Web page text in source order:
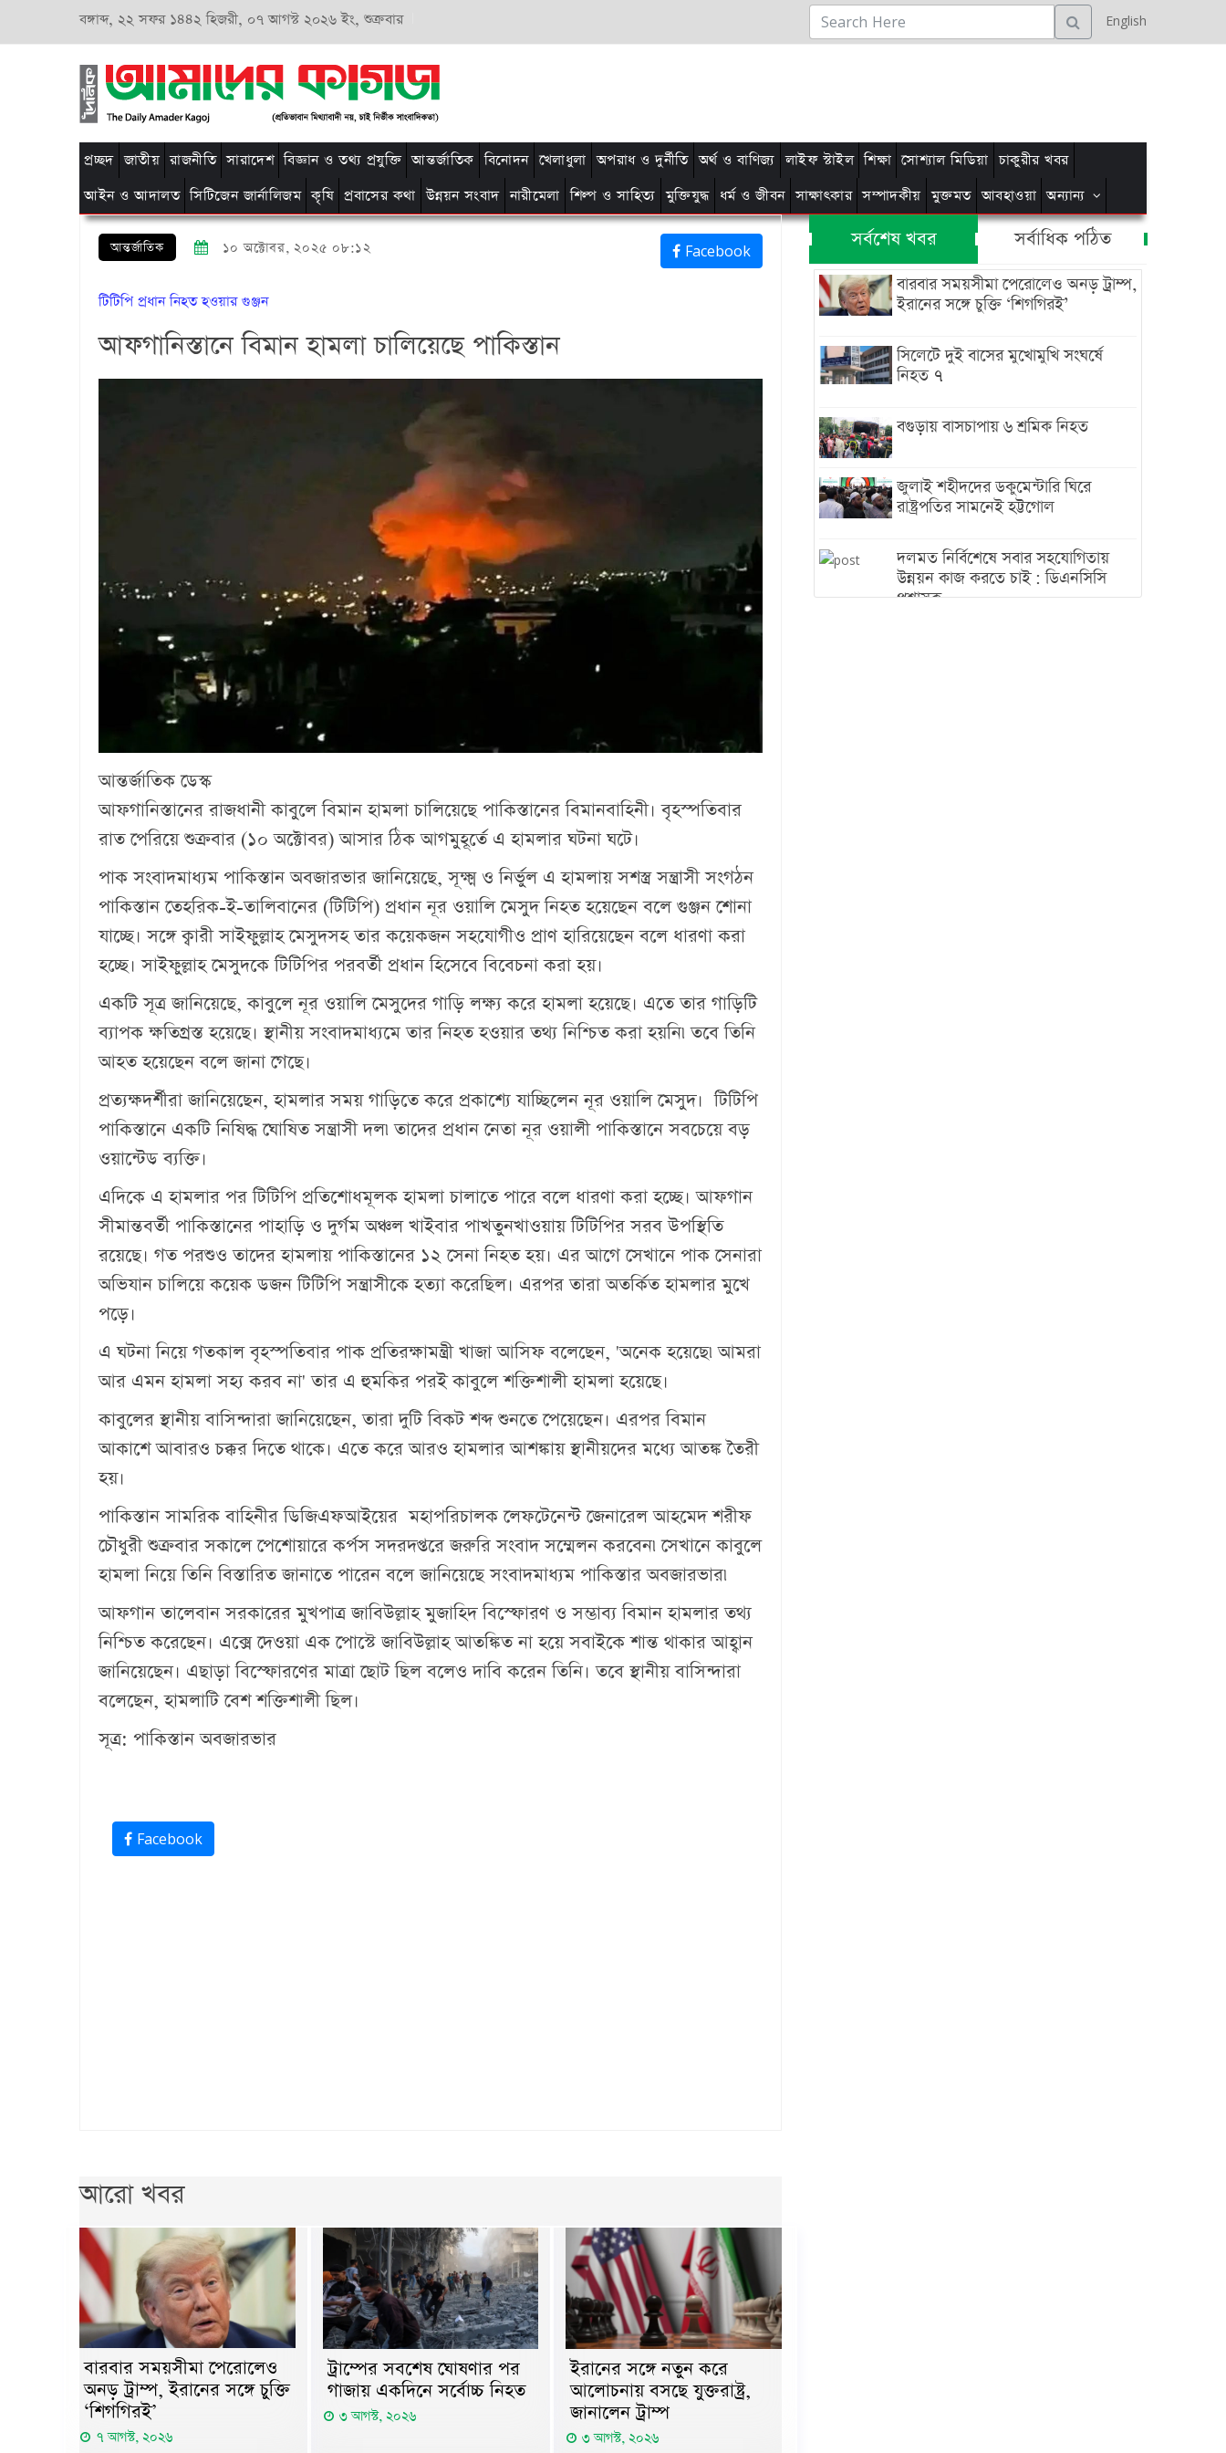
বঙ্গাব্দ, ২২ সফর ১৪৪২ হিজরী, ০৭ আগস্ট ২০২৬ ইং, শুক্রবার English
প্রচ্ছদ জাতীয় রাজনীতি সারাদেশ বিজ্ঞান ও তথ্য প্রযুক্তি আন্তর্জাতিক বিনোদন খেলাধুলা অপরাধ ও দুর্নীতি অর্থ ও বাণিজ্য লাইফ স্টাইল শিক্ষা সোশ্যাল মিডিয়া চাকুরীর খবর
আইন ও আদালত সিটিজেন জার্নালিজম কৃষি প্রবাসের কথা উন্নয়ন সংবাদ নারীমেলা শিল্প ও সাহিত্য মুক্তিযুদ্ধ ধর্ম ও জীবন সাক্ষাৎকার সম্পাদকীয় মুক্তমত আবহাওয়া অন্যান্য
আন্তর্জাতিক ১০ অক্টোবর, ২০২৫ ০৮:১২ Facebook
টিটিপি প্রধান নিহত হওয়ার গুঞ্জন
আফগানিস্তানে বিমান হামলা চালিয়েছে পাকিস্তান
আন্তর্জাতিক ডেস্ক
আফগানিস্তানের রাজধানী কাবুলে বিমান হামলা চালিয়েছে পাকিস্তানের বিমানবাহিনী। বৃহস্পতিবার
রাত পেরিয়ে শুক্রবার (১০ অক্টোবর) আসার ঠিক আগমুহূর্তে এ হামলার ঘটনা ঘটে।
পাক সংবাদমাধ্যম পাকিস্তান অবজারভার জানিয়েছে, সূক্ষ্ম ও নির্ভুল এ হামলায় সশস্ত্র সন্ত্রাসী সংগঠন
পাকিস্তান তেহরিক-ই-তালিবানের (টিটিপি) প্রধান নূর ওয়ালি মেসুদ নিহত হয়েছেন বলে গুঞ্জন শোনা
যাচ্ছে। সঙ্গে ক্বারী সাইফুল্লাহ মেসুদসহ তার কয়েকজন সহযোগীও প্রাণ হারিয়েছেন বলে ধারণা করা
হচ্ছে। সাইফুল্লাহ মেসুদকে টিটিপির পরবর্তী প্রধান হিসেবে বিবেচনা করা হয়।
একটি সূত্র জানিয়েছে, কাবুলে নূর ওয়ালি মেসুদের গাড়ি লক্ষ্য করে হামলা হয়েছে। এতে তার গাড়িটি
ব্যাপক ক্ষতিগ্রস্ত হয়েছে। স্থানীয় সংবাদমাধ্যমে তার নিহত হওয়ার তথ্য নিশ্চিত করা হয়নি৷ তবে তিনি
আহত হয়েছেন বলে জানা গেছে।
প্রত্যক্ষদর্শীরা জানিয়েছেন, হামলার সময় গাড়িতে করে প্রকাশ্যে যাচ্ছিলেন নূর ওয়ালি মেসুদ। টিটিপি
পাকিস্তানে একটি নিষিদ্ধ ঘোষিত সন্ত্রাসী দল৷ তাদের প্রধান নেতা নূর ওয়ালী পাকিস্তানে সবচেয়ে বড়
ওয়ান্টেড ব্যক্তি।
এদিকে এ হামলার পর টিটিপি প্রতিশোধমূলক হামলা চালাতে পারে বলে ধারণা করা হচ্ছে। আফগান
সীমান্তবর্তী পাকিস্তানের পাহাড়ি ও দুর্গম অঞ্চল খাইবার পাখতুনখাওয়ায় টিটিপির সরব উপস্থিতি
রয়েছে। গত পরশুও তাদের হামলায় পাকিস্তানের ১২ সেনা নিহত হয়। এর আগে সেখানে পাক সেনারা
অভিযান চালিয়ে কয়েক ডজন টিটিপি সন্ত্রাসীকে হত্যা করেছিল। এরপর তারা অতর্কিত হামলার মুখে
পড়ে।
এ ঘটনা নিয়ে গতকাল বৃহস্পতিবার পাক প্রতিরক্ষামন্ত্রী খাজা আসিফ বলেছেন, 'অনেক হয়েছে৷ আমরা
আর এমন হামলা সহ্য করব না' তার এ হুমকির পরই কাবুলে শক্তিশালী হামলা হয়েছে।
কাবুলের স্থানীয় বাসিন্দারা জানিয়েছেন, তারা দুটি বিকট শব্দ শুনতে পেয়েছেন। এরপর বিমান
আকাশে আবারও চক্কর দিতে থাকে। এতে করে আরও হামলার আশঙ্কায় স্থানীয়দের মধ্যে আতঙ্ক তৈরী
হয়।
পাকিস্তান সামরিক বাহিনীর ডিজিএফআইয়ের মহাপরিচালক লেফটেনেন্ট জেনারেল আহমেদ শরীফ
চৌধুরী শুক্রবার সকালে পেশোয়ারে কর্পস সদরদপ্তরে জরুরি সংবাদ সম্মেলন করবেন৷ সেখানে কাবুলে
হামলা নিয়ে তিনি বিস্তারিত জানাতে পারেন বলে জানিয়েছে সংবাদমাধ্যম পাকিস্তার অবজারভার৷
আফগান তালেবান সরকারের মুখপাত্র জাবিউল্লাহ মুজাহিদ বিস্ফোরণ ও সম্ভাব্য বিমান হামলার তথ্য
নিশ্চিত করেছেন। এক্সে দেওয়া এক পোস্টে জাবিউল্লাহ আতঙ্কিত না হয়ে সবাইকে শান্ত থাকার আহ্বান
জানিয়েছেন। এছাড়া বিস্ফোরণের মাত্রা ছোট ছিল বলেও দাবি করেন তিনি। তবে স্থানীয় বাসিন্দারা
বলেছেন, হামলাটি বেশ শক্তিশালী ছিল।
সূত্র: পাকিস্তান অবজারভার
Facebook
আরো খবর
বারবার সময়সীমা পেরোলেও
অনড় ট্রাম্প, ইরানের সঙ্গে চুক্তি
‘শিগগিরই’
৭ আগস্ট, ২০২৬
ট্রাম্পের সবশেষ ঘোষণার পর
গাজায় একদিনে সর্বোচ্চ নিহত
৩ আগস্ট, ২০২৬
ইরানের সঙ্গে নতুন করে
আলোচনায় বসছে যুক্তরাষ্ট্র,
জানালেন ট্রাম্প
৩ আগস্ট, ২০২৬
সর্বশেষ খবর সর্বাধিক পঠিত
বারবার সময়সীমা পেরোলেও অনড় ট্রাম্প,
ইরানের সঙ্গে চুক্তি ‘শিগগিরই’
সিলেটে দুই বাসের মুখোমুখি সংঘর্ষে
নিহত ৭
বগুড়ায় বাসচাপায় ৬ শ্রমিক নিহত
জুলাই শহীদদের ডকুমেন্টারি ঘিরে
রাষ্ট্রপতির সামনেই হট্টগোল
দলমত নির্বিশেষে সবার সহযোগিতায়
উন্নয়ন কাজ করতে চাই : ডিএনসিসি
প্রশাসক